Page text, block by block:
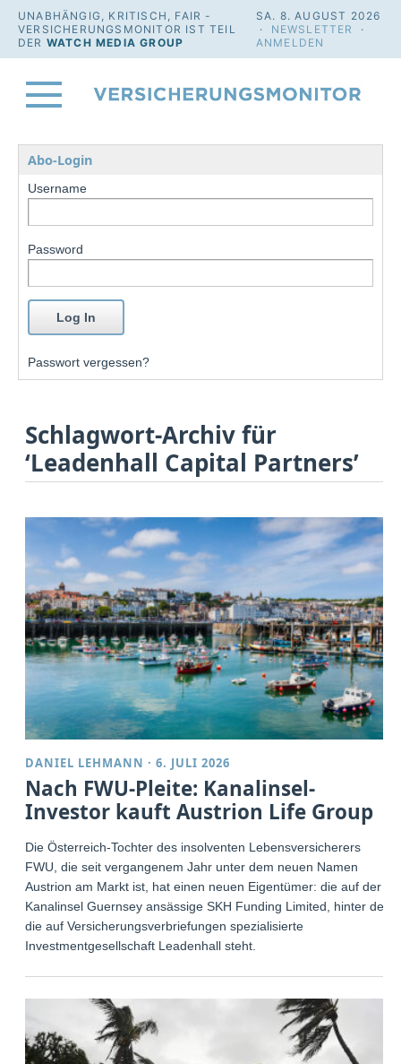
UNABHÄNGIG, KRITISCH, FAIR -
VERSICHERUNGSMONITOR IST TEIL
DER WATCH MEDIA GROUP
SA. 8. AUGUST 2026
· NEWSLETTER
·
ANMELDEN
Abo-Login
Username
Password
Passwort vergessen?
Schlagwort-Archiv für
‘Leadenhall Capital Partners’
DANIEL LEHMANN ·6. JULI 2026
Nach FWU-Pleite: Kanalinsel-
Investor kauft Austrion Life Group
Die Österreich-Tochter des insolventen Lebensversicherers
FWU, die seit vergangenem Jahr unter dem neuen Namen
Austrion am Markt ist, hat einen neuen Eigentümer: die auf der
Kanalinsel Guernsey ansässige SKH Funding Limited, hinter der
die auf Versicherungsverbriefungen spezialisierte
Investmentgesellschaft Leadenhall steht.